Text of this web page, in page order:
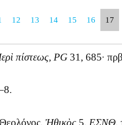
12 13 14 15 16 17
πίστεως, PG31, 685·
Ἠθικὸς 5, ΕΣΝΘ,